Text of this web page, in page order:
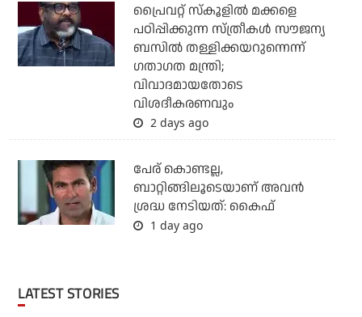
പ്രൈവറ്റ് സ്‌കൂളില്‍ മക്കളെ
പഠിപ്പിക്കുന്ന സ്ത്രീകള്‍ സൗജന്യ
ബസില്‍ തള്ളിക്കയറുന്നെന്ന്
ഗതാഗത മന്ത്രി;
വിവാദമായതോടെ
വിശദീകരണവും
2 days ago
പേര് കൊണ്ടല്ല,
ബാറ്റിങ്ങിലൂടെയാണ് അവൻ
ശ്രദ്ധ നേടിയത്: കൈഫ്
1 day ago
LATEST STORIES